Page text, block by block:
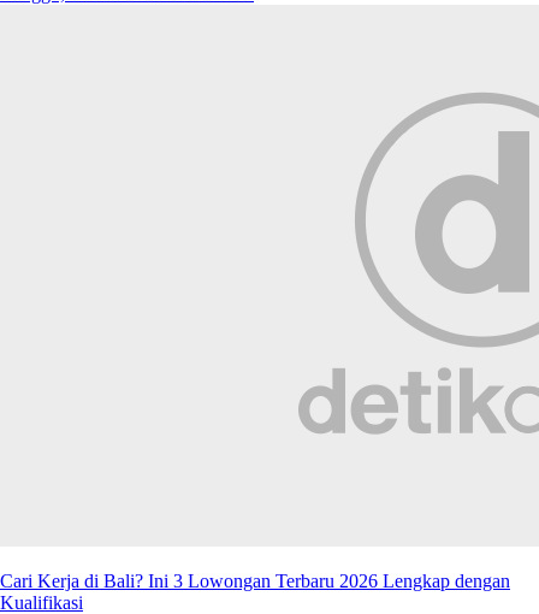
Cari Kerja di Bali? Ini 3 Lowongan Terbaru 2026 Lengkap dengan
Kualifikasi